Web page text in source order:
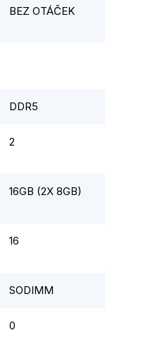
BEZ OTÁČEK
DDR5
2
16GB (2X 8GB)
16
SODIMM
0